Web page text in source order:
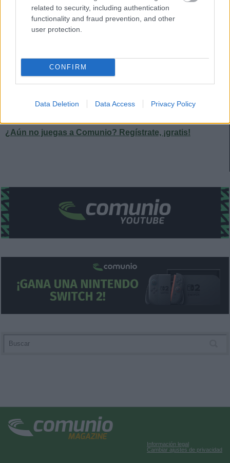
related to security, including authentication
functionality and fraud prevention, and other
user protection.
CONFIRM
Data Deletion Data Access Privacy Policy
categorías inferiores del Real Madrid. En la temporada
23/24 debutó con el filial en Primera Federación y el curso
pasado se consolidó como titular, disputando 35 partidos.
de euros en el verano de 2025 por el 50% de sus derechos,
firmándole hasta junio de 2029. El internacional sub-20 con
LaLiga, 10 como titular, con una media de 6,73 en
¿Aún no juegas a Comunio? Regístrate, ¡gratis!
Información legal
Cambiar ajustes de privacidad